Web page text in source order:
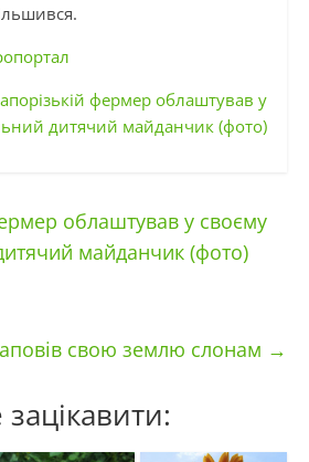
фермер облаштував у
дитячий майданчик (фото)
облаштував у своєму
майданчик (фото)
свою землю слонам →